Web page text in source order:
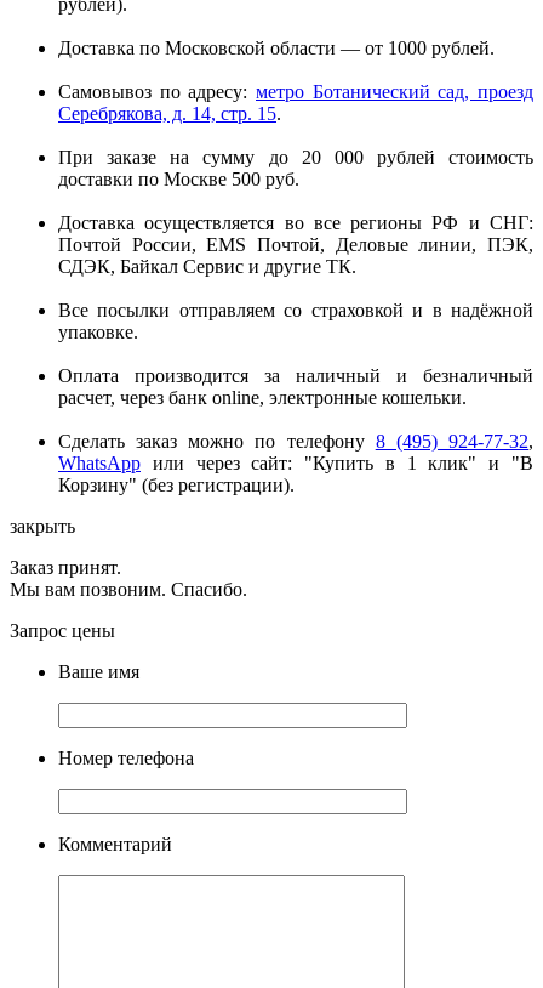
Доставка по Московской области — от 1000 рублей.
Самовывоз по адресу: метро Ботанический сад, проезд
Серебрякова, д. 14, стр. 15.
При заказе на сумму до 20 000 рублей стоимость
доставки по Москве 500 руб.
Доставка осуществляется во все регионы РФ и СНГ:
Почтой России, EMS Почтой, Деловые линии, ПЭК,
СДЭК, Байкал Сервис и другие ТК.
Все посылки отправляем со страховкой и в надёжной
упаковке.
Оплата производится за наличный и безналичный
расчет, через банк online, электронные кошельки.
Сделать заказ можно по телефону 8 (495) 924-77-32,
WhatsApp или через сайт: "Купить в 1 клик" и "В
Корзину" (без регистрации).
закрыть
Заказ принят.
Мы вам позвоним. Спасибо.
Запрос цены
Ваше имя
Номер телефона
Комментарий